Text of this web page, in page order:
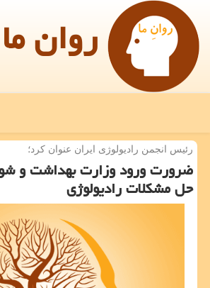
روان ما
رئیس انجمن رادیولوژی ایران عنوان كرد؛
ضرورت ورود وزارت بهداشت و
حل مشكلات رادیولوژی